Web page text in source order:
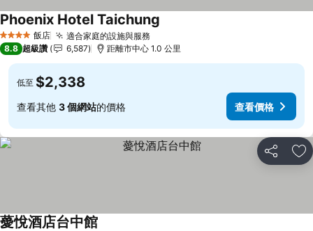
4 星級 飯店 適合家庭的設施與服務
Phoenix Hotel Taichung
8.8 超級讚 6,587 距離市中心 1.0 公里
低至 $2,338
查看其他 3 個網站的價格 查看價格
分享 加
薆悅酒店台中館